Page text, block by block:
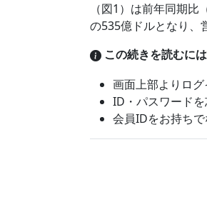
（図1）は前年同期
の535億ドルとなり、
この続きを読むに
画面上部よりロ
ID・パスワードを
会員IDをお持ちで